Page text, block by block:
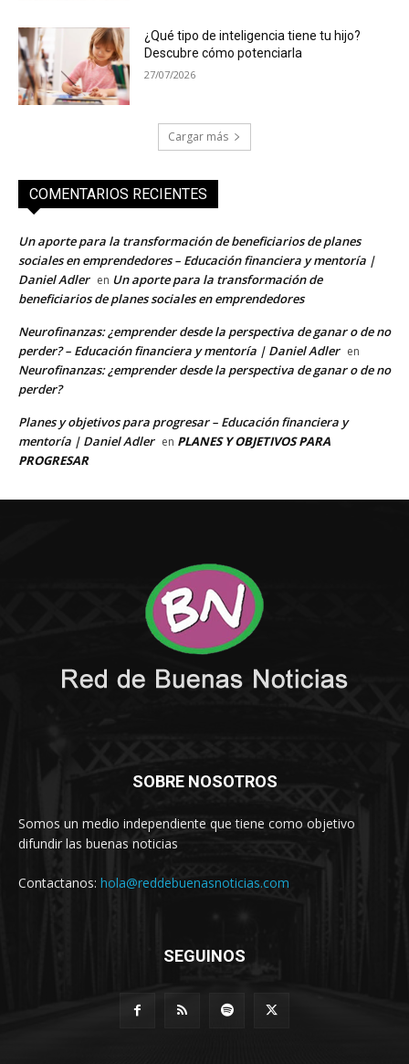
SOBRE NOSOTROS
Somos un medio independiente que tiene como objetivo
difundir las buenas noticias
Contactanos: hola@reddebuenasnoticias.com
SEGUINOS